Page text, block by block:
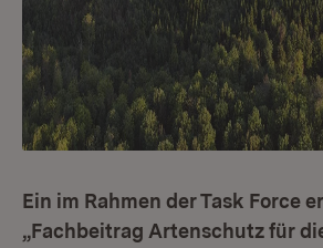
Ein im Rahmen der Task Force
„Fachbeitrag Artenschutz für